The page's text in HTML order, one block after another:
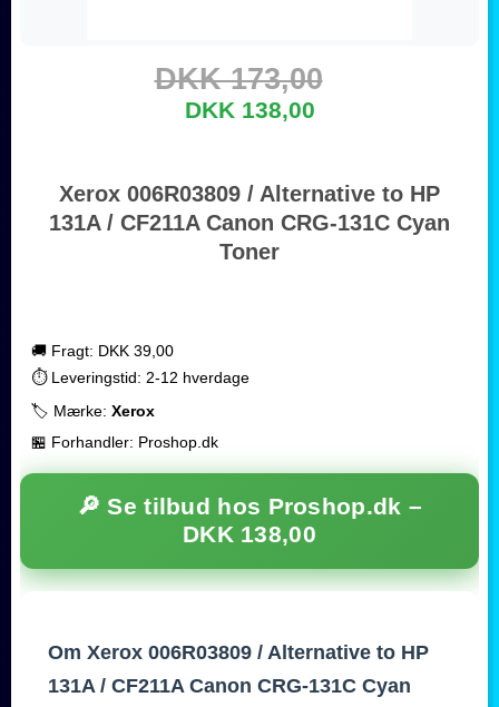
DKK 173,00
DKK 138,00
Xerox 006R03809 / Alternative to HP
131A / CF211A Canon CRG-131C Cyan
Toner
🚚 Fragt: DKK 39,00
⏱️ Leveringstid: 2-12 hverdage
🏷️ Mærke: Xerox
🏪 Forhandler: Proshop.dk
🔎 Se tilbud hos Proshop.dk –
DKK 138,00
Om Xerox 006R03809 / Alternative to HP
131A / CF211A Canon CRG-131C Cyan